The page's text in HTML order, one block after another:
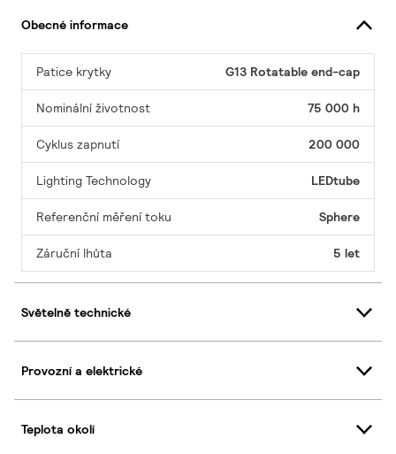
Obecné informace
Patice krytky G13 Rotatable end-cap
Nominální životnost 75 000 h
Cyklus zapnutí 200 000
Lighting Technology LEDtube
Referenční měření toku Sphere
Záruční lhůta 5 let
Světelně technické
Provozní a elektrické
Teplota okolí